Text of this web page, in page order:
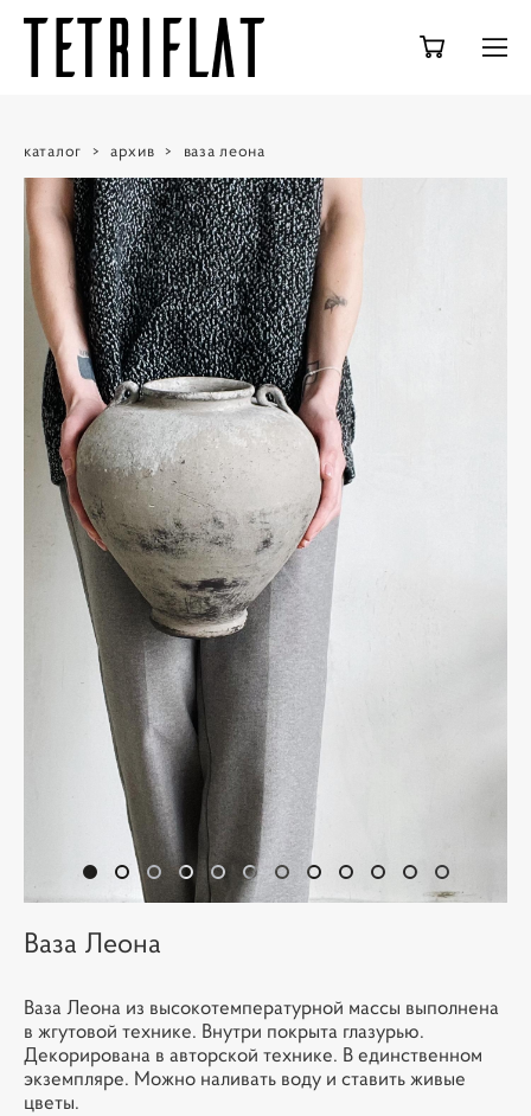
каталог > архив > ваза леона
Ваза Леона
Ваза Леона из высокотемпературной массы выполнена
в жгутовой технике. Внутри покрыта глазурью.
Декорирована в авторской технике. В единственном
экземпляре. Можно наливать воду и ставить живые
цветы.